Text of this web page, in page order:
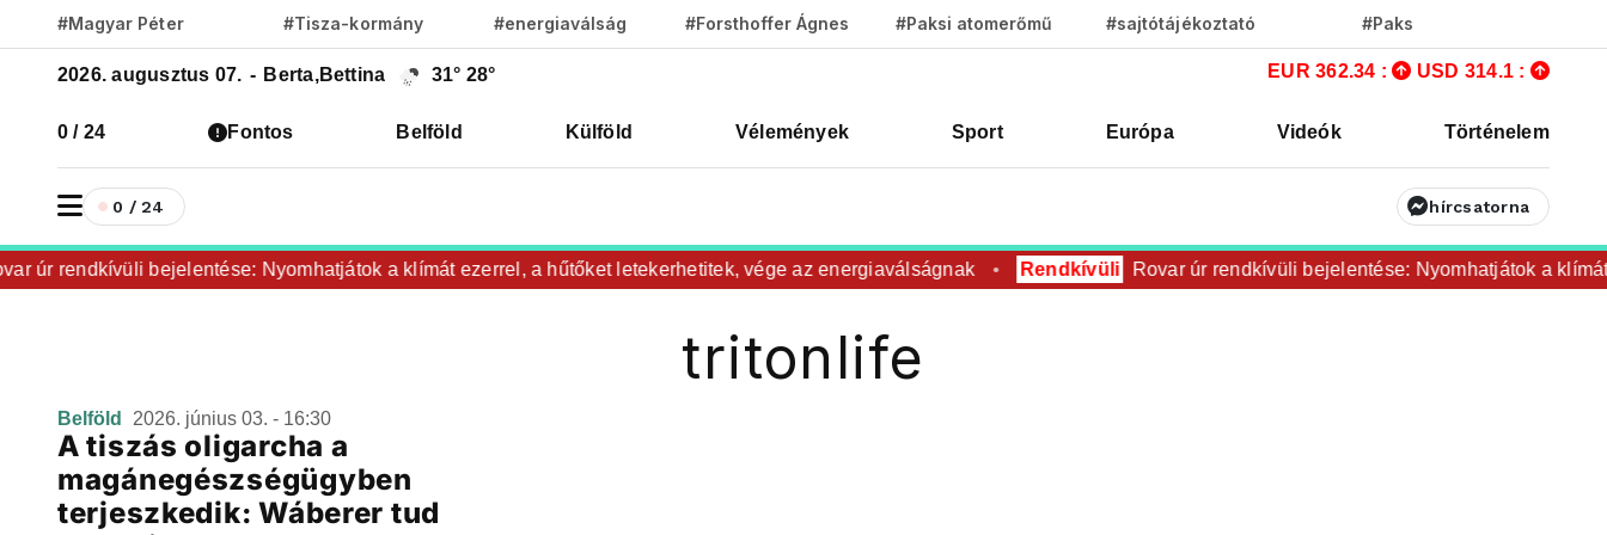
#Magyar Péter #Tisza-kormány #energiaválság #Forsthoffer Ágnes #Paksi atomerőmű #sajtótájékoztató #Paks
2026. augusztus 07. - Berta,Bettina 31° 28° EUR 362.34 : USD 314.1 :
0 / 24 Fontos Belföld Külföld Vélemények Sport Európa Videók Történelem
0 / 24 hírcsatorna
úr rendkívüli bejelentése: Nyomhatjátok a klímát ezerrel, a hűtőket letekerhetitek, vége az energiaválságnak Rendkívüli Rovar úr rendkívüli bejelentése: Nyomhatjátok a
tritonlife
Belföld 2026. június 03. - 16:30
A tiszás oligarcha a
magánegészségügyben
terjeszkedik: Wáberer tud